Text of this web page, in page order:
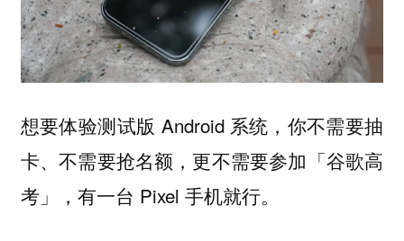
想要体验测试版 Android 系统，你不需要抽
卡、不需要抢名额，更不需要参加「谷歌高
考」
，有一台 Pixel 手机就行。